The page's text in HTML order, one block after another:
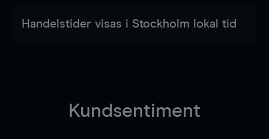
Handelstider visas i Stockholm lokal tid
Kundsentiment